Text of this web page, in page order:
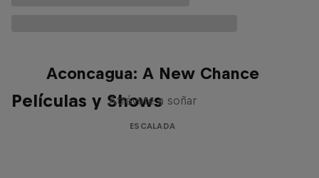
Películas y Shows
Aconcagua: A New Chance
Atrévete a soñar
ESCALADA